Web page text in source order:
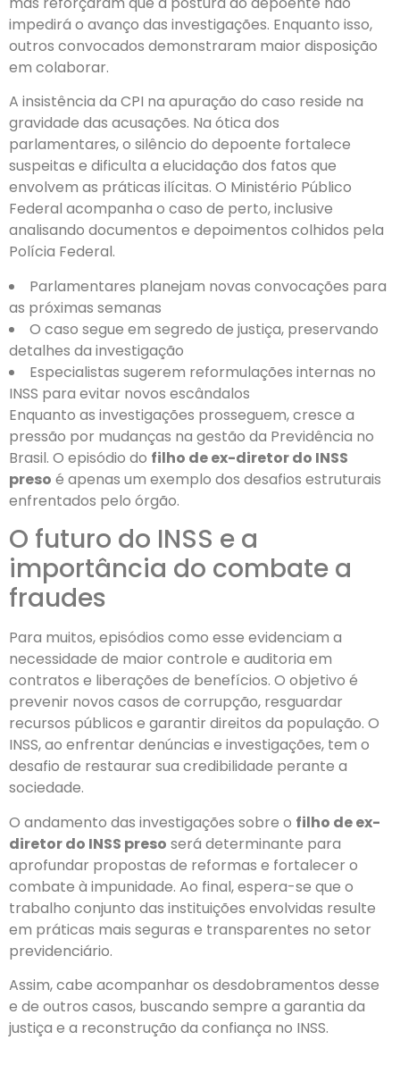
impedirá o avanço das investigações. Enquanto isso,
outros convocados demonstraram maior disposição
em colaborar.
A insistência da CPI na apuração do caso reside na
gravidade das acusações. Na ótica dos
parlamentares, o silêncio do depoente fortalece
suspeitas e dificulta a elucidação dos fatos que
envolvem as práticas ilícitas. O Ministério Público
Federal acompanha o caso de perto, inclusive
analisando documentos e depoimentos colhidos pela
Polícia Federal.
Parlamentares planejam novas convocações para
as próximas semanas
O caso segue em segredo de justiça, preservando
detalhes da investigação
Especialistas sugerem reformulações internas no
INSS para evitar novos escândalos
Enquanto as investigações prosseguem, cresce a
pressão por mudanças na gestão da Previdência no
Brasil. O episódio do filho de ex-diretor do INSS
preso é apenas um exemplo dos desafios estruturais
enfrentados pelo órgão.
O futuro do INSS e a
importância do combate a
fraudes
Para muitos, episódios como esse evidenciam a
necessidade de maior controle e auditoria em
contratos e liberações de benefícios. O objetivo é
prevenir novos casos de corrupção, resguardar
recursos públicos e garantir direitos da população. O
INSS, ao enfrentar denúncias e investigações, tem o
desafio de restaurar sua credibilidade perante a
sociedade.
O andamento das investigações sobre o filho de ex-
diretor do INSS preso será determinante para
aprofundar propostas de reformas e fortalecer o
combate à impunidade. Ao final, espera-se que o
trabalho conjunto das instituições envolvidas resulte
em práticas mais seguras e transparentes no setor
previdenciário.
Assim, cabe acompanhar os desdobramentos desse
e de outros casos, buscando sempre a garantia da
justiça e a reconstrução da confiança no INSS.